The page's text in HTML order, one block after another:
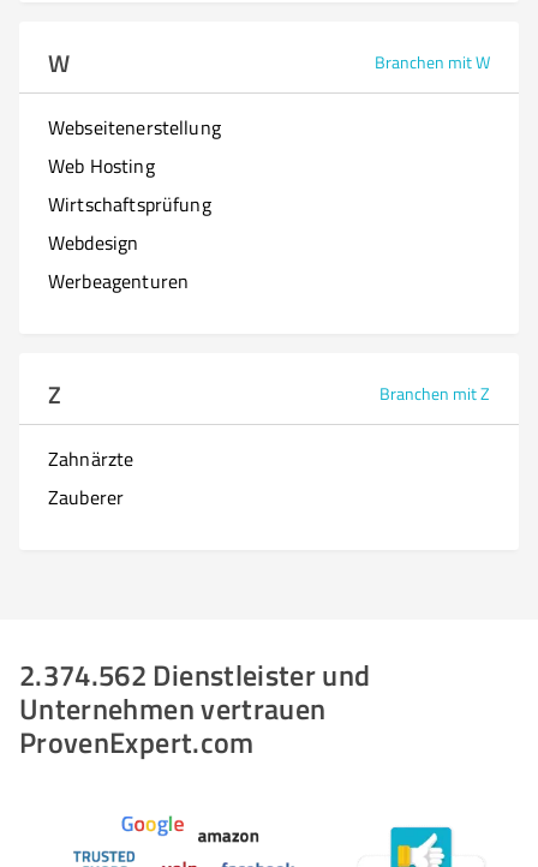
W Branchen mit W
Webseitenerstellung
Web Hosting
Wirtschaftsprüfung
Webdesign
Werbeagenturen
Z Branchen mit Z
Zahnärzte
Zauberer
2.374.562 Dienstleister und
Unternehmen vertrauen
ProvenExpert.com